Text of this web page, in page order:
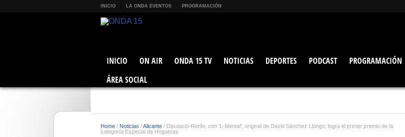
INICIO LA ONDA EVENTOS PROGRAMACIÓN
INICIO ON AIR ONDA 15 TV NOTICIAS DEPORTES PODCAST PROGRAMACIÓN
ÁREA SOCIAL
Home / Noticias /Alicante / Diputació-Renfe, con ‘L-Mental’, original de David Sánchez Llongo, logra el primer premio de la
categoría Especial de Hogueras